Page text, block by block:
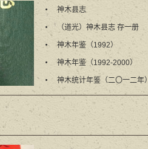
神木县志
（道光）神木县志 存一册
神木年鉴（1992）
神木年鉴（1992-2000）
神木统计年鉴（二〇一二年）